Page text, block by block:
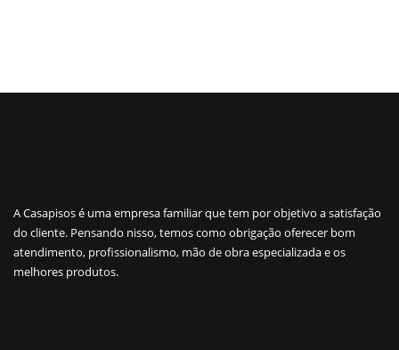
A Casapisos é uma empresa familiar que tem por objetivo a satisfação
do cliente. Pensando nisso, temos como obrigação oferecer bom
atendimento, profissionalismo, mão de obra especializada e os
melhores produtos.